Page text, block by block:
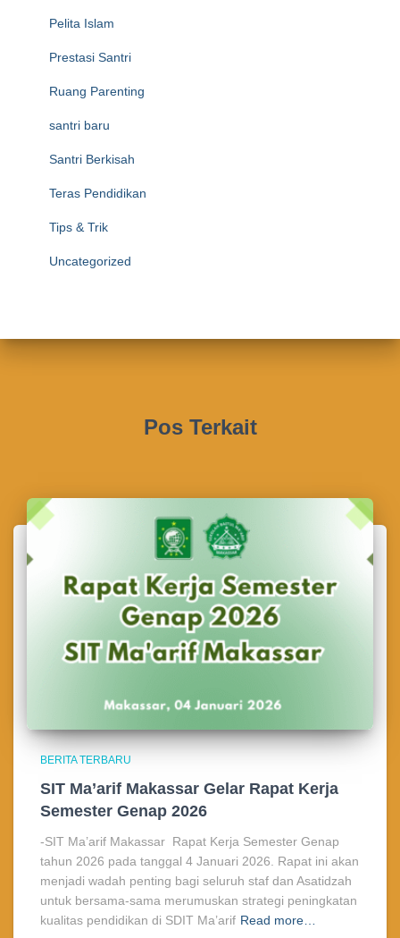
Pelita Islam
Prestasi Santri
Ruang Parenting
santri baru
Santri Berkisah
Teras Pendidikan
Tips & Trik
Uncategorized
Pos Terkait
BERITA TERBARU
SIT Ma’arif Makassar Gelar Rapat Kerja
Semester Genap 2026
-SIT Ma’arif Makassar Rapat Kerja Semester Genap
tahun 2026 pada tanggal 4 Januari 2026. Rapat ini akan
menjadi wadah penting bagi seluruh staf dan Asatidzah
untuk bersama-sama merumuskan strategi peningkatan
kualitas pendidikan di SDIT Ma’arif Read more…